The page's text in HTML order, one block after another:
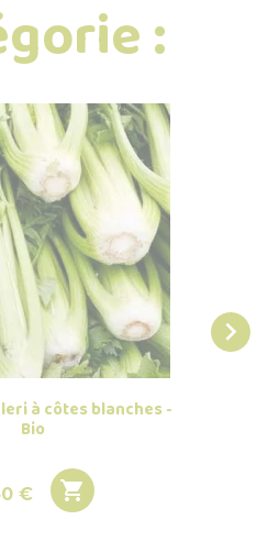
:
à côtes blanches -
Bio
Prix
€ 
